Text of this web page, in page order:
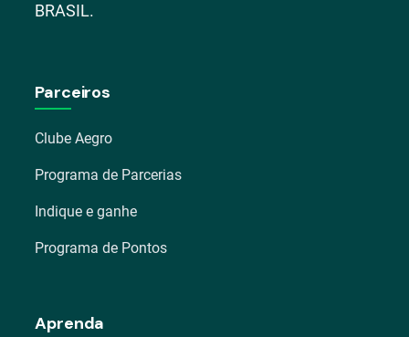
BRASIL.
Parceiros
Clube Aegro
Programa de Parcerias
Indique e ganhe
Programa de Pontos
Aprenda